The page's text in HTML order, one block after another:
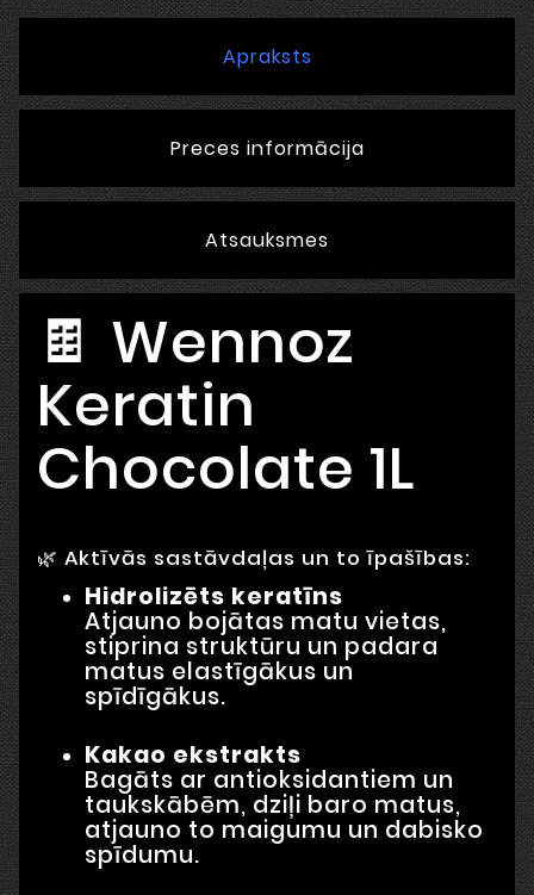
Apraksts
Preces informācija
Atsauksmes
🍫 Wennoz
Keratin
Chocolate 1L
🌿 Aktīvās sastāvdaļas un to īpašības:
Hidrolizēts keratīns
Atjauno bojātas matu vietas,
stiprina struktūru un padara
matus elastīgākus un
spīdīgākus.
Kakao ekstrakts
Bagāts ar antioksidantiem un
taukskābēm, dziļi baro matus,
atjauno to maigumu un dabisko
spīdumu.